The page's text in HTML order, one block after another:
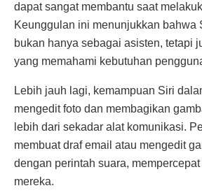
dapat sangat membantu saat
Keunggulan ini menunjukkan bahwa
bukan hanya sebagai asisten, tetapi
yang memahami kebutuhan
Lebih jauh lagi, kemampuan Siri
mengedit foto dan membagikan
lebih dari sekadar alat komunikasi.
membuat draf email atau mengedit
dengan perintah suara,
mereka.